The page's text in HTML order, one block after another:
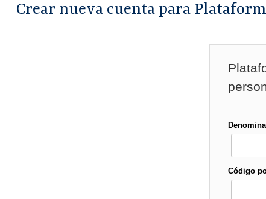
Crear nueva cuenta para
Código